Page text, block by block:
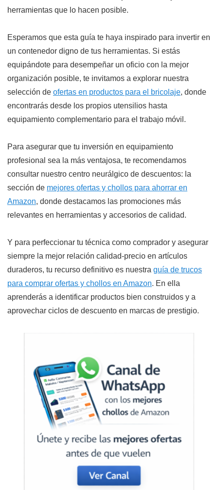
herramientas que lo hacen posible.
Esperamos que esta guía te haya inspirado para invertir en
un contenedor digno de tus herramientas. Si estás
equipándote para desempeñar un oficio con la mejor
organización posible, te invitamos a explorar nuestra
selección de ofertas en productos para el bricolaje, donde
encontrarás desde los propios utensilios hasta
equipamiento complementario para el trabajo móvil.
Para asegurar que tu inversión en equipamiento
profesional sea la más ventajosa, te recomendamos
consultar nuestro centro neurálgico de descuentos: la
sección de mejores ofertas y chollos para ahorrar en
Amazon, donde destacamos las promociones más
relevantes en herramientas y accesorios de calidad.
Y para perfeccionar tu técnica como comprador y asegurar
siempre la mejor relación calidad-precio en artículos
duraderos, tu recurso definitivo es nuestra guía de trucos
para comprar ofertas y chollos en Amazon. En ella
aprenderás a identificar productos bien construidos y a
aprovechar ciclos de descuento en marcas de prestigio.